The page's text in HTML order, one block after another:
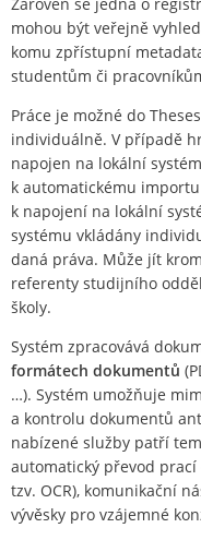
mohou být veřejně
komu zpřístupní
studentům či
Práce je možné do
individuálně. V případě
napojen na lokální
k automatickému
k napojení na lokální
systému vkládány
daná práva. Může jít
referenty studijního
školy.
Systém zpracovává
formátech dokumentů
…). Systém umožňuje
a kontrolu dokumentů
nabízené služby patří
automatický převod prací
tzv. OCR), komunikační
vývěsky pro vzájemné